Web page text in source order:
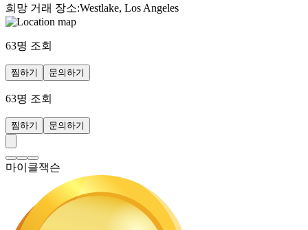
희망 거래 장소:Westlake, Los Angeles
63명 조회
찜하기 문의하기
63명 조회
찜하기 문의하기
마이클잭슨